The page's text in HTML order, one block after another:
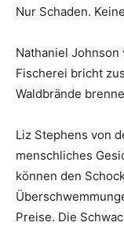
Nur Schaden.
Nathaniel Johnson
Fischerei bricht
Waldbrände
Liz Stephens von
menschliches
können den
Preise. Die